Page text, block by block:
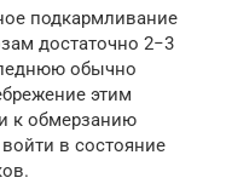
подкармливание
достаточно 2−3
обычно
этим
к обмерзанию
в состояние